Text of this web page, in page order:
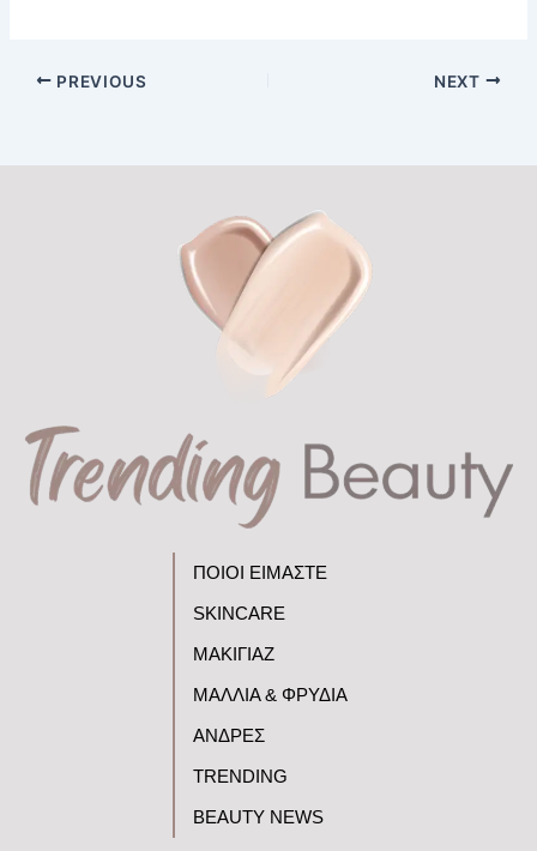
PREVIOUS NEXT
ΠΟΙΟΙ ΕΙΜΑΣΤΕ
SKINCARE
ΜΑΚΙΓΙΑΖ
ΜΑΛΛΙΑ & ΦΡΥΔΙΑ
ΑΝΔΡΕΣ
TRENDING
BEAUTY NEWS